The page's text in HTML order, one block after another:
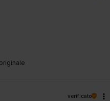
verificato